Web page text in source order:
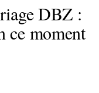
DBZ :
ce moment